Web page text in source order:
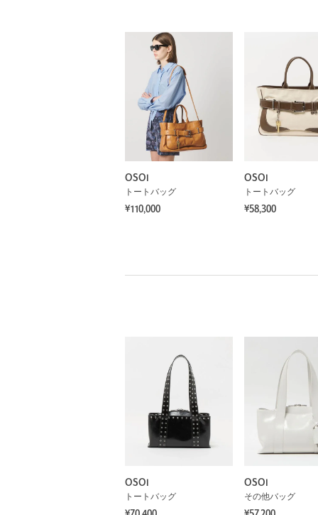
OSOI
トートバッグ
¥110,000
OSOI
トートバッグ
¥58,300
OSOI
トートバッグ
OSOI
その他バッグ